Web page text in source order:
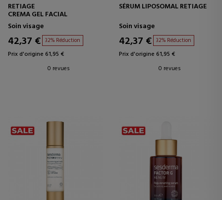
RETIAGE
CREMA GEL FACIAL
Soin visage
42,37 € 32% Réduction
Prix d'origine 61,95 €
0 revues
SÉRUM LIPOSOMAL RETIAGE
Soin visage
42,37 € 32% Réduction
Prix d'origine 61,95 €
0 revues